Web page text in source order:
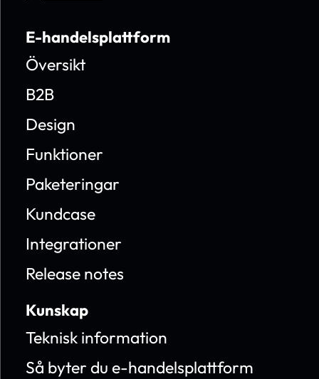
E-handelsplattform
Översikt
B2B
Design
Funktioner
Paketeringar
Kundcase
Integrationer
Release notes
Kunskap
Teknisk information
Så byter du e-handelsplattform